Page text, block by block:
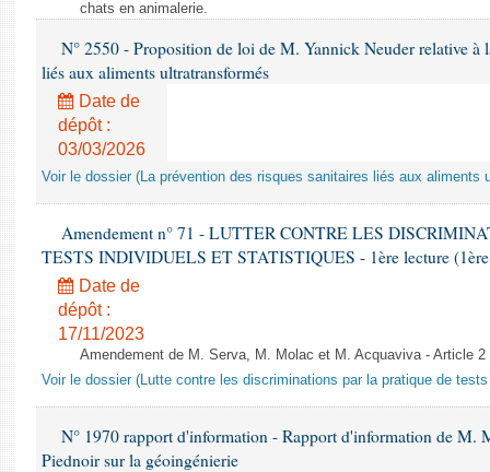
chats en animalerie.
N° 2550 - Proposition de loi de M. Yannick Neuder relative à
liés aux aliments ultratransformés
Date de
dépôt :
03/03/2026
Voir le dossier (La prévention des risques sanitaires liés aux aliments
Amendement n° 71 - LUTTER CONTRE LES
TESTS INDIVIDUELS ET STATISTIQUES - 1ère lecture (1ère
Date de
dépôt :
17/11/2023
Amendement de M. Serva, M. Molac et M. Acquaviva - Article
Voir le dossier (Lutte contre les discriminations par la pratique de
N° 1970 rapport d'information - Rapport d'information de M.
Piednoir sur la géoingénierie